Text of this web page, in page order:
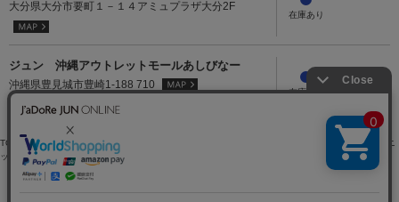
大分県大分市要町１－１４アミュプラザ大分2F
ジュン 沖縄アウトレットモールあしびなー
沖縄県豊見城市豊崎1-188 710
098-891-7220
TOP >ROPÉ PICNIC>トップス
【ちゃんと+かわいい保証】シャーベットニ
ット リブハーフスリーブニット/UVケア